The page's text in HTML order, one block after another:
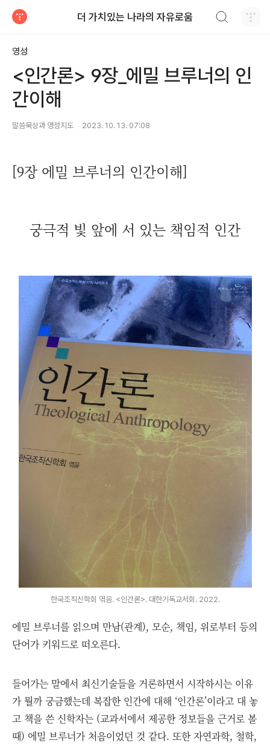
더 가치있는 나라의 자유로움
영성
<인간론> 9장_에밀 브루너의 인
간이해
말씀묵상과 영성지도 2023. 10. 13. 07:08
[9장 에밀 브루너의 인간이해]
궁극적 빛 앞에 서 있는 책임적 인간
한국조직신학회 엮음. <인간론>. 대한기독교서회. 2022.
에밀 브루너를 읽으며 만남(관계), 모순, 책임, 위로부터 등의
단어가 키워드로 떠오른다.
들어가는 말에서 최신기술들을 거론하면서 시작하시는 이유
가 뭘까 궁금했는데 복잡한 인간에 대해 ‘인간론’이라고 대 놓
고 책을 쓴 신학자는 (교과서에서 제공한 정보들을 근거로 볼
때) 에밀 브루너가 처음이었던 것 같다. 또한 자연과학, 철학,